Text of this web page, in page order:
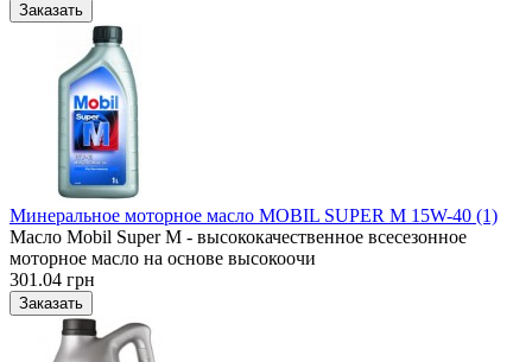
Минеральное моторное масло MOBIL SUPER M 15W-40 (1)
Масло Mobil Super M - высококачественное всесезонное
моторное масло на основе высокоочи
301.04 грн